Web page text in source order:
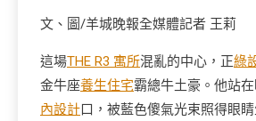
文、圖/羊城晚報全媒體記者 王莉
這場THE R3 寓所混亂的中心，正綠
金牛座養生住宅霸總牛土豪。他站
內設計口，被藍色傻氣光束照得眼